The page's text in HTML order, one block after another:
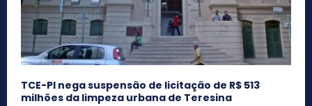
TCE-PI nega suspensão de licitação de R$ 513
milhões da limpeza urbana de Teresina